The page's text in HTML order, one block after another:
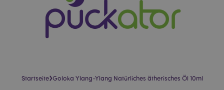
Startseite›Goloka Ylang-Ylang Natürliches ätherisches Öl 10ml